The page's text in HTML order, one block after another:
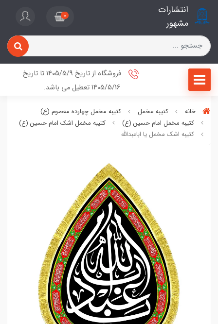
انتشارات
مشهور
0
فروشگاه از تاریخ 1405/5/9 تا تاریخ
1405/5/16 تعطیل می باشد.
خانه کتیبه مخمل
کتیبه مخمل چهارده معصوم (ع)
کتیبه مخمل امام حسین (ع)
کتیبه مخمل اشک امام حسین (ع)
کتیبه اشک مخمل یا اباعبدالله